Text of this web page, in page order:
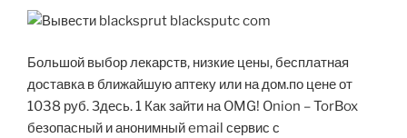
Большой выбор лекарств, низкие цены, бесплатная
доставка в ближайшую аптеку или на дом.по цене от
1038 руб. Здесь. 1 Как зайти на OMG! Onion – TorBox
безопасный и анонимный email сервис с